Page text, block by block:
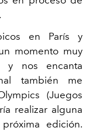
en París y
momento muy
y nos encanta
también me
(Juegos
realizar alguna
edición.